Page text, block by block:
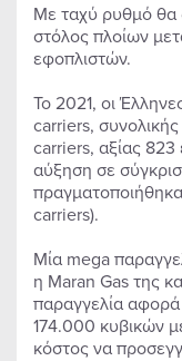
Με ταχύ ρυθμό θα
στόλος πλοίων
εφοπλιστών.
To 2021, οι
carriers,
carriers, αξίας 823
αύξηση σε
carriers).
Μία mega
η Maran Gas της
παραγγελία
174.000 κυβικών
κόστος να